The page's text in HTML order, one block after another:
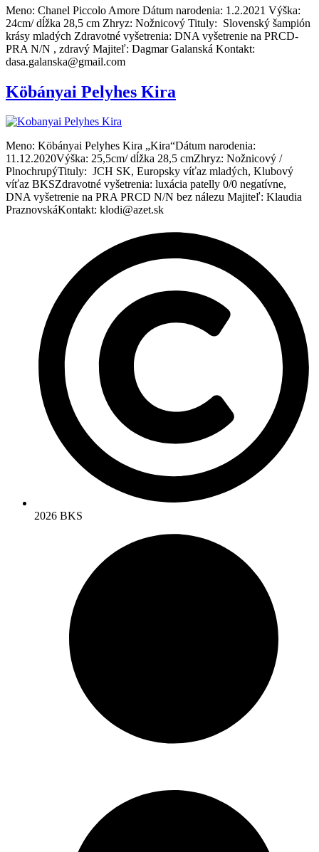
Meno: Chanel Piccolo Amore Dátum narodenia: 1.2.2021 Výška:
24cm/ dĺžka 28,5 cm Zhryz: Nožnicový Tituly: Slovenský šampión
krásy mladých Zdravotné vyšetrenia: DNA vyšetrenie na PRCD-
PRA N/N , zdravý Majiteľ: Dagmar Galanská Kontakt:
dasa.galanska@gmail.com
Köbányai Pelyhes Kira
Meno: Köbányai Pelyhes Kira „Kira“Dátum narodenia:
11.12.2020Výška: 25,5cm/ dĺžka 28,5 cmZhryz: Nožnicový /
PlnochrupýTituly: JCH SK, Europsky víťaz mladých, Klubový
víťaz BKSZdravotné vyšetrenia: luxácia patelly 0/0 negatívne,
DNA vyšetrenie na PRA PRCD N/N bez nálezu Majiteľ: Klaudia
PraznovskáKontakt: klodi@azet.sk
2026 BKS